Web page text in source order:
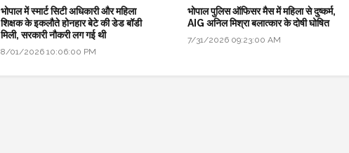
भोपाल में स्मार्ट सिटी अधिकारी और महिला
शिक्षक के इकलौते होनहार बेटे की डेड बॉडी
मिली, सरकारी नौकरी लग गई थी
8/01/2026 10:06:00 PM
भोपाल पुलिस ऑफिसर मैस में महिला से दुष्कर्म,
AIG अनिल मिश्रा बलात्कार के दोषी घोषित
7/31/2026 09:23:00 AM